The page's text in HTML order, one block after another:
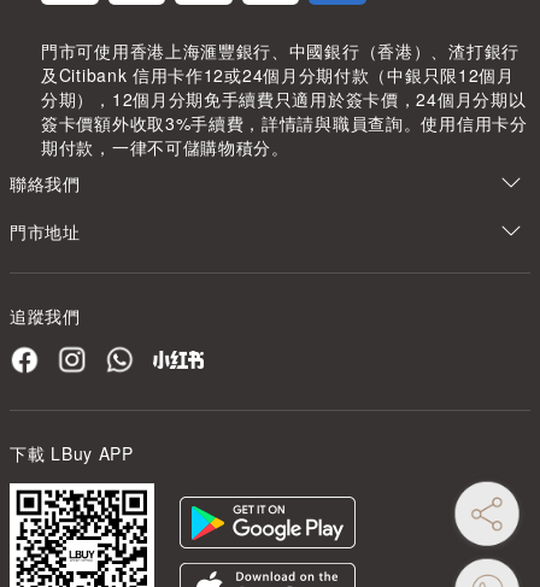
門市可使用香港上海滙豐銀行、中國銀行（香港）、渣打銀行
及Citibank 信用卡作12或24個月分期付款（中銀只限12個月
分期），12個月分期免手續費只適用於簽卡價，24個月分期以
簽卡價額外收取3%手續費，詳情請與職員查詢。使用信用卡分
期付款，一律不可儲購物積分。
聯絡我們
門市地址
追蹤我們
下載 LBuy APP